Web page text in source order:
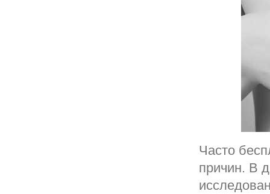
Часто
причин. В